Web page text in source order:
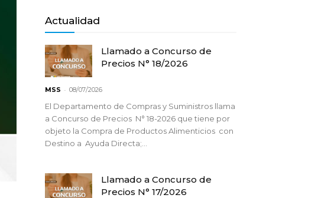
Actualidad
Llamado a Concurso de
Precios N° 18/2026
MSS - 08/07/2026
El Departamento de Compras y Suministros llama
a Concurso de Precios N° 18-2026 que tiene por
objeto la Compra de Productos Alimenticios con
Destino a Ayuda Directa;...
Llamado a Concurso de
Precios N° 17/2026